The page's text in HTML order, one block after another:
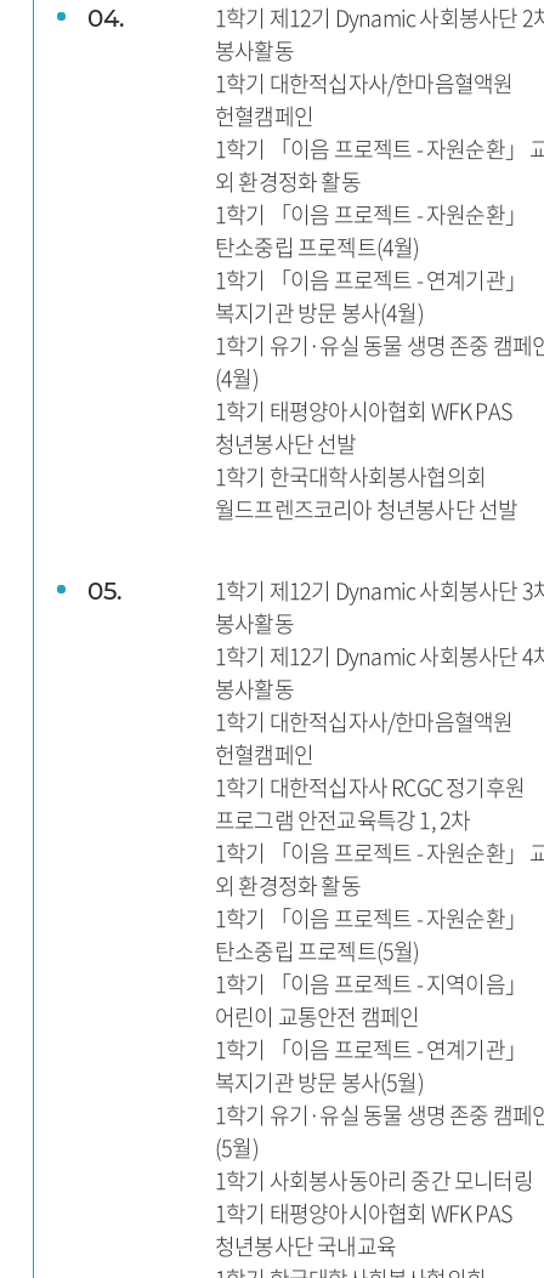
04.
1학기 제12기 Dynamic 사회봉사단 2
봉사활동
1학기 대한적십자사/한마음혈액원
헌혈캠페인
1학기 「이음 프로젝트 - 자원순환」
외 환경정화 활동
1학기 「이음 프로젝트 - 자원순환」
탄소중립 프로젝트(4월)
1학기 「이음 프로젝트 - 연계기관」
복지기관 방문 봉사(4월)
1학기 유기·유실 동물 생명 존중 캠페
(4월)
1학기 태평양아시아협회 WFK PAS
청년봉사단 선발
1학기 한국대학사회봉사협의회
월드프렌즈코리아 청년봉사단 선발
05.
1학기 제12기 Dynamic 사회봉사단 3
봉사활동
1학기 제12기 Dynamic 사회봉사단 4
봉사활동
1학기 대한적십자사/한마음혈액원
헌혈캠페인
1학기 대한적십자사 RCGC 정기후원
프로그램 안전교육특강 1, 2차
1학기 「이음 프로젝트 - 자원순환」
외 환경정화 활동
1학기 「이음 프로젝트 - 자원순환」
탄소중립 프로젝트(5월)
1학기 「이음 프로젝트 - 지역이음」
어린이 교통안전 캠페인
1학기 「이음 프로젝트 - 연계기관」
복지기관 방문 봉사(5월)
1학기 유기·유실 동물 생명 존중 캠페
(5월)
1학기 사회봉사동아리 중간 모니터링
1학기 태평양아시아협회 WFK PAS
청년봉사단 국내교육